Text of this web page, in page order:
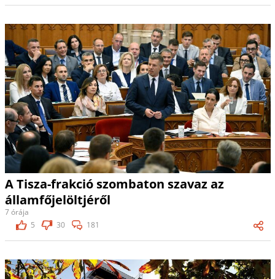
A Tisza-frakció szombaton szavaz az
államfőjelöltjéről
7 órája
5
30 181